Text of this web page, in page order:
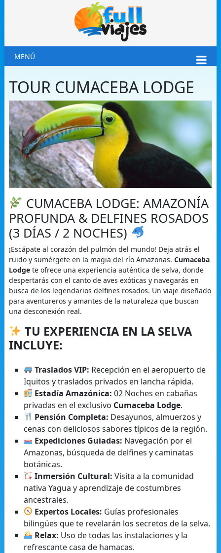
MENÚ
TOUR CUMACEBA LODGE
CUMACEBA LODGE: AMAZONÍA
PROFUNDA & DELFINES ROSADOS
(3 DÍAS / 2 NOCHES)
¡Escápate al corazón del pulmón del mundo! Deja atrás el
ruido y sumérgete en la magia del río Amazonas. Cumaceba
Lodgete ofrece una experiencia auténtica de selva, donde
despertarás con el canto de aves exóticas y navegarás en
busca de los legendarios delfines rosados. Un viaje diseñado
para aventureros y amantes de la naturaleza que buscan
una desconexión real.
TU EXPERIENCIA EN LA SELVA
INCLUYE:
Traslados VIP: Recepción en el aeropuerto de
Iquitos y traslados privados en lancha rápida.
Estadía Amazónica: 02 Noches en cabañas
privadas en el exclusivo Cumaceba Lodge.
Pensión Completa: Desayunos, almuerzos y
cenas con deliciosos sabores típicos de la región.
Expediciones Guiadas: Navegación por el
Amazonas, búsqueda de delfines y caminatas
botánicas.
Inmersión Cultural: Visita a la comunidad
nativa Yagua y aprendizaje de costumbres
ancestrales.
Expertos Locales: Guías profesionales
bilingües que te revelarán los secretos de la selva.
Relax: Uso de todas las instalaciones y la
refrescante casa de hamacas.